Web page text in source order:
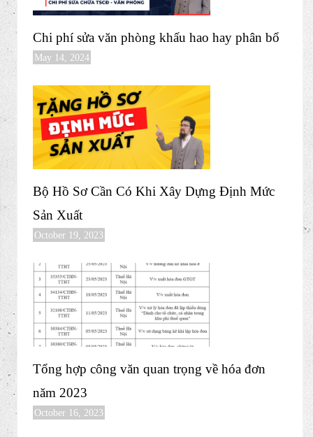
DOWNLOAD FILE NGAY
CÁC BÀI VIẾT MỚI NHẤT
Chi phí sửa văn phòng khấu hao hay phân bổ
May 14, 2024
Bộ Hồ Sơ Cần Có Khi Xây Dựng Định Mức